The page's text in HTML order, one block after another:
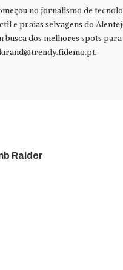
no jornalismo de
e praias selvagens do
busca dos melhores spots
.
Raider